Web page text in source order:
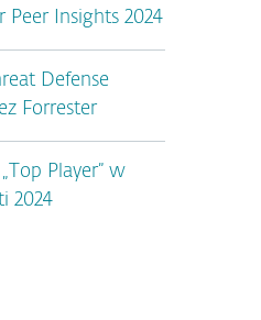
Peer Insights 2024
Defense
Forrester
Player” w
2024